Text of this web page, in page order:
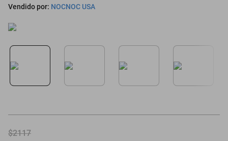
Vendido por: NOCNOC USA
$2117
salas
motoneta